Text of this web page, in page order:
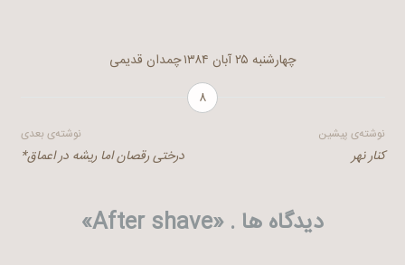
چهارشنبه ۲۵ آبان ۱۳۸۴
چمدان قدیمی
۸
راهبری
نوشته
نوشته‌ی پیشین
کنار نهر
نوشته‌ی بعدی
درختی رقصان اما ریشه در اعماق*
دیدگاه ها . «After shave
»